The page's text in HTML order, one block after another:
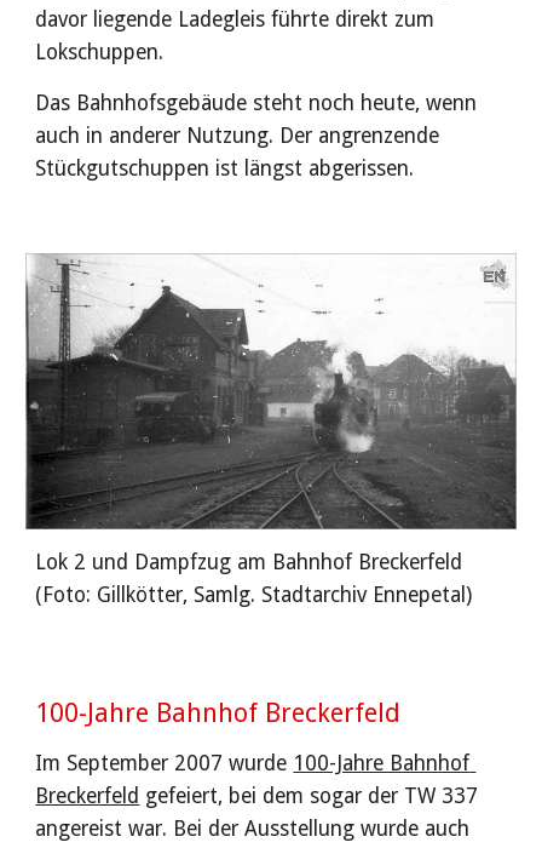
davor liegende Ladegleis führte direkt zum
Lokschuppen.
Das Bahnhofsgebäude steht noch heute, wenn
auch in anderer Nutzung. Der angrenzende
Stückgutschuppen ist längst abgerissen.
Lok 2 und Dampfzug am Bahnhof Breckerfeld
(Foto: Gillkötter, Samlg. Stadtarchiv Ennepetal)
100-Jahre Bahnhof Breckerfeld
Im September 2007 wurde 100-Jahre Bahnhof
Breckerfeld gefeiert, bei dem sogar der TW 337
angereist war. Bei der Ausstellung wurde auch